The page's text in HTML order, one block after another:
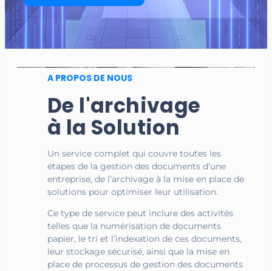
A PROPOS DE NOUS
De l'archivage
à la Solution
Un service complet qui couvre toutes les
étapes de la gestion des documents d’une
entreprise, de l’archivage à la mise en place de
solutions pour optimiser leur utilisation.
Ce type de service peut inclure des activités
telles que la numérisation de documents
papier, le tri et l’indexation de ces documents,
leur stockage sécurisé, ainsi que la mise en
place de processus de gestion des documents